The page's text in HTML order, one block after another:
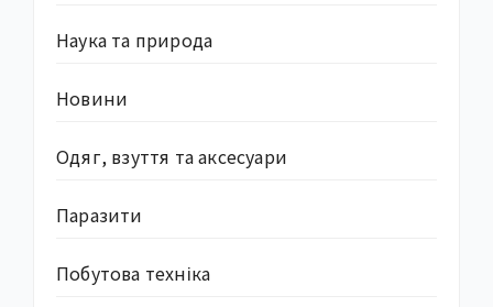
Наука та природа
Новини
Одяг, взуття та аксесуари
Паразити
Побутова техніка